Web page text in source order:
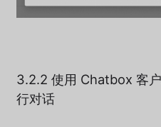
3.2.2 使用 Chatbox 客
行对话